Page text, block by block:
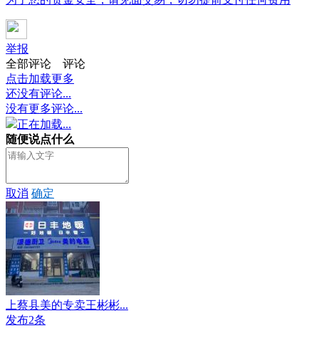
举报
全部评论
评论
点击加载更多
还没有评论...
没有更多评论...
正在加载...
随便说点什么
取消 确定
上蔡县美的专卖王彬彬...
发布2条